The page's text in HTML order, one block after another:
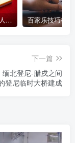
百家乐策略——跟人胜过跟路
下一篇
缅北登尼-腊戌之间
登尼临时大桥建成